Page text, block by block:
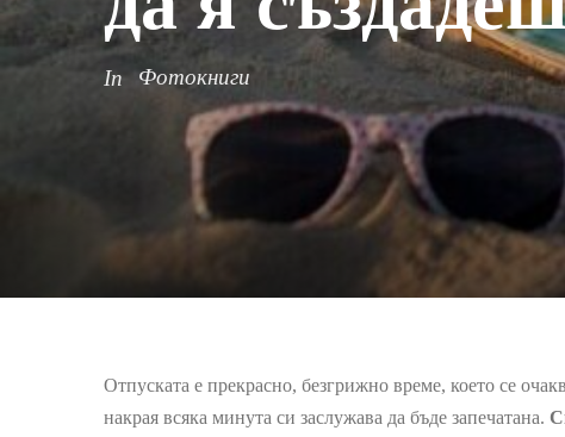
In Фотокниги
Отпуската е прекрасно, безгрижно време, което се
накрая всяка минута си заслужава да бъде запечатана.